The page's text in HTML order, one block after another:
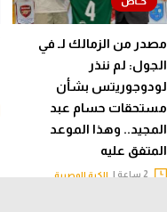
مصدر من الزمالك لـ في
الجول: لم ننذر
لودوجوريتس بشأن
مستحقات حسام عبد
المجيد.. وهذا الموعد
المتفق عليه
الكرة المصرية